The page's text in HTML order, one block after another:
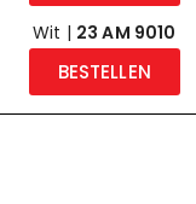
Wit | 23 AM 9010
BESTELLEN